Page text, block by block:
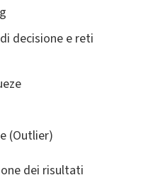
decisione e reti
(Outlier)
dei risultati